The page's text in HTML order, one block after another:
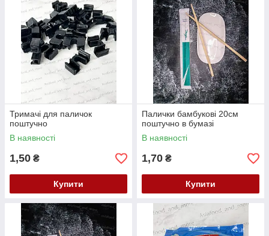
Тримачі для паличок
поштучно
В наявності
1,50 ₴
Купити
Палички бамбукові 20см
поштучно в бумазі
В наявності
1,70 ₴
Купити